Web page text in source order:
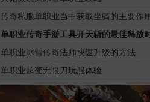
传奇私服单职业当中获取坐骑的主要作
单职业传奇手游工具开天斩的最佳释放
单职业冰雪传奇法师快速升级的方法
单职业超变无限刀玩服体验